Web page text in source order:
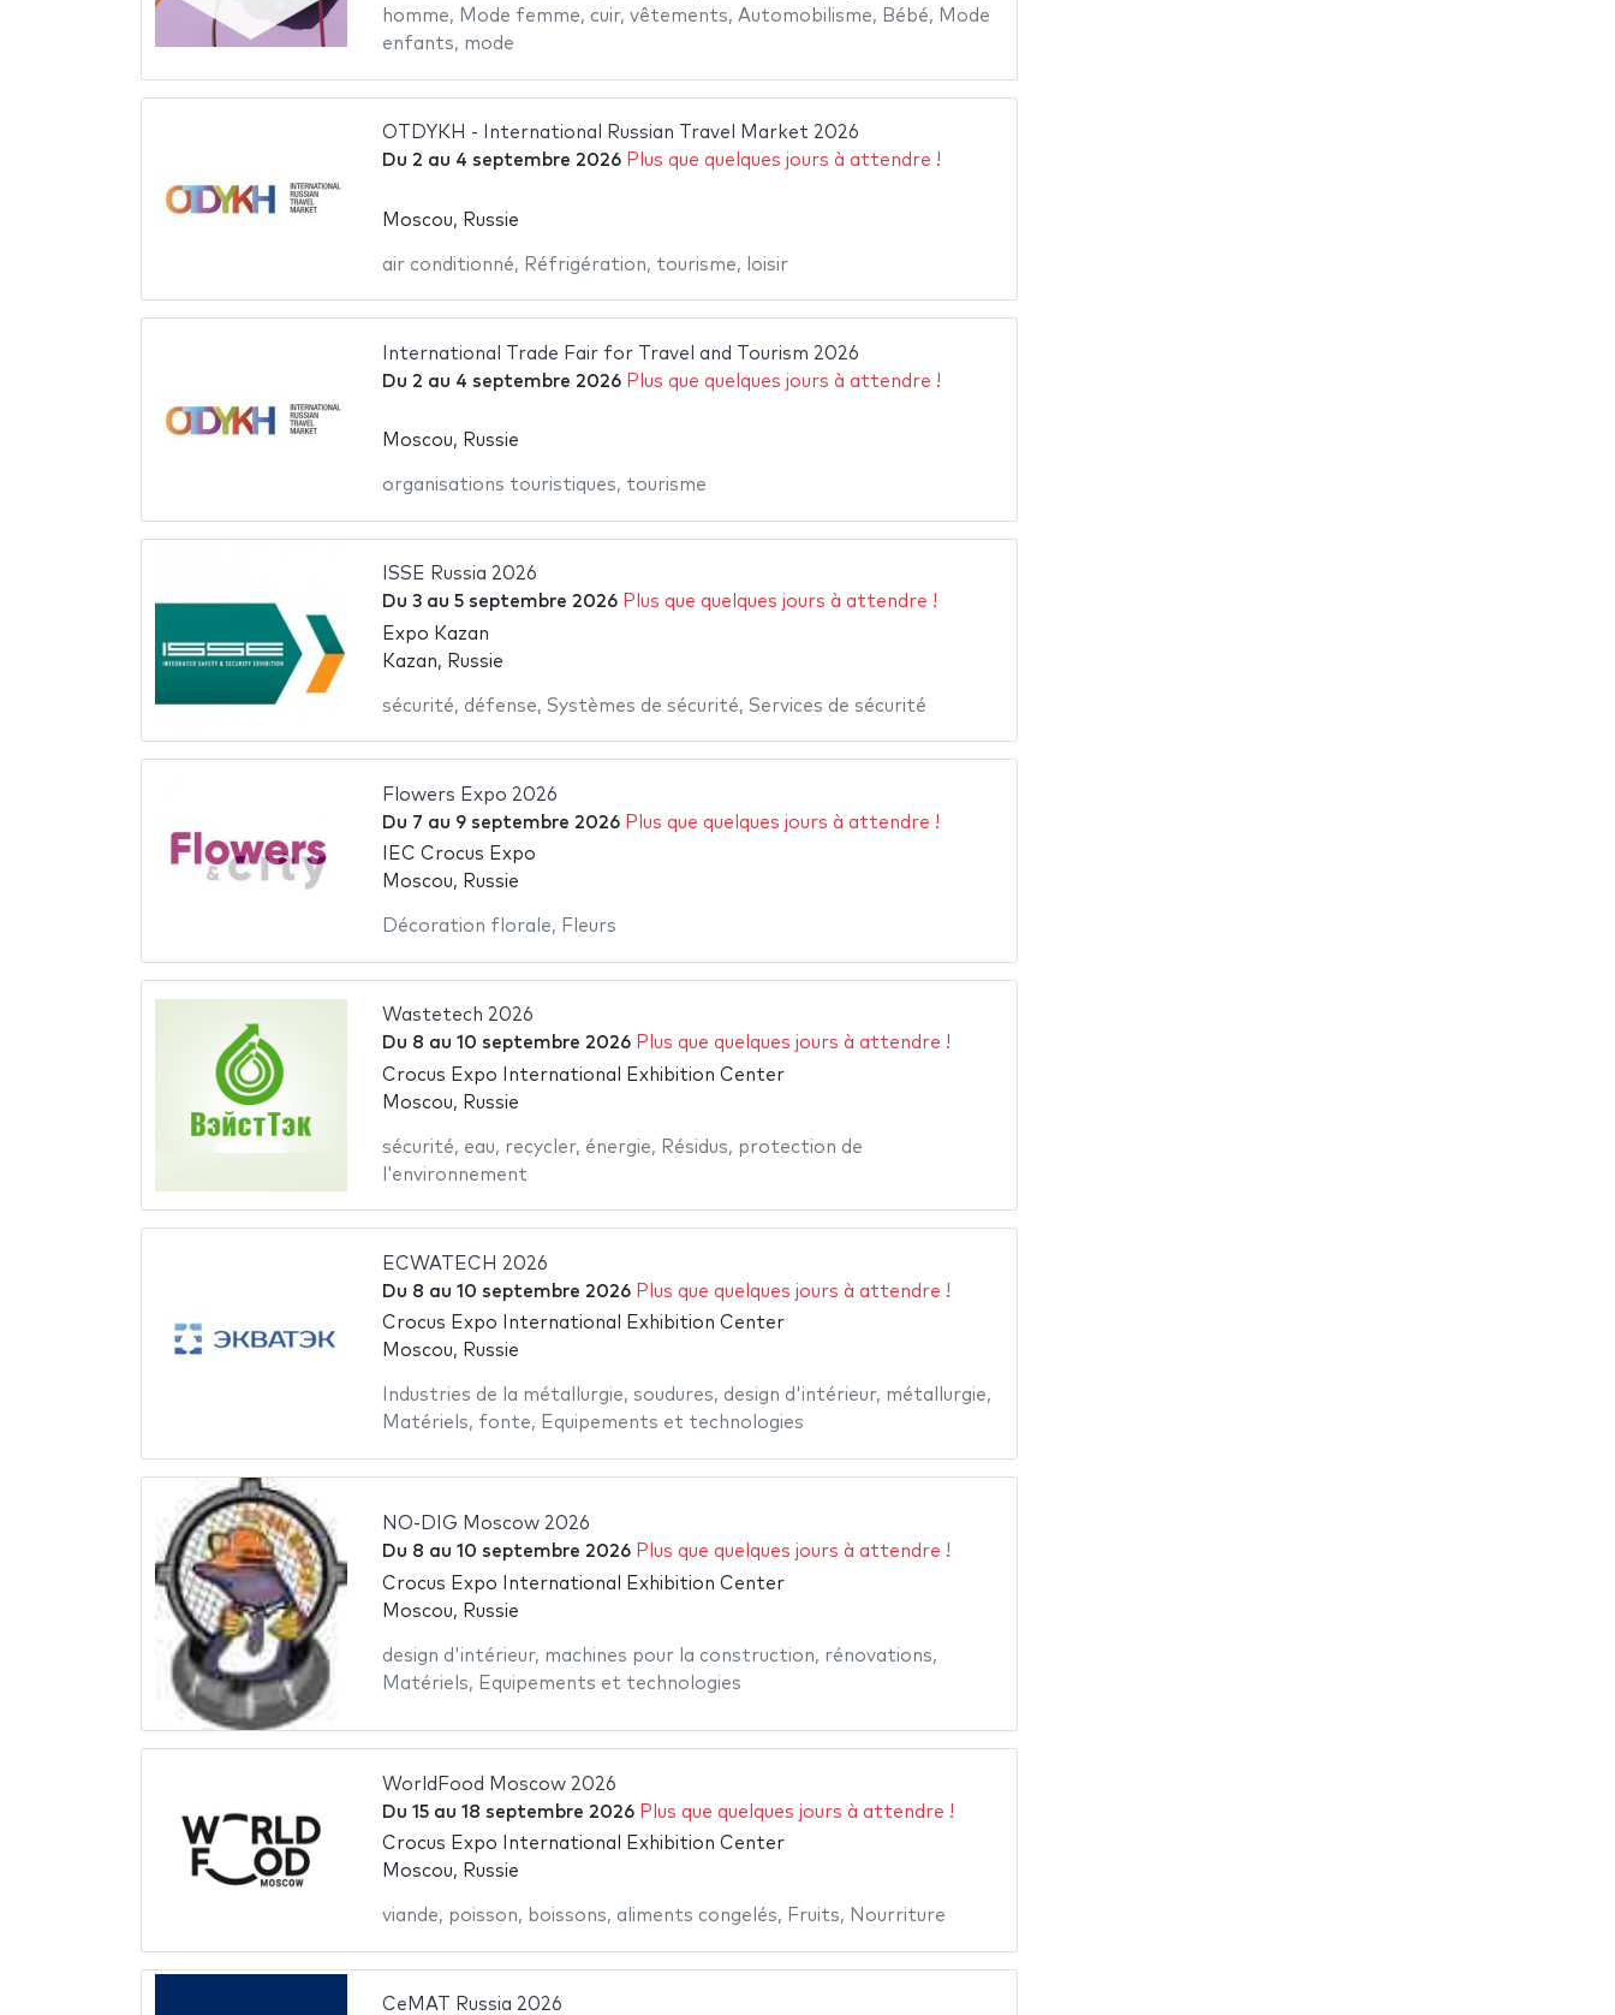
homme, Mode femme, cuir, vêtements, Automobilisme, Bébé, Mode
enfants, mode
OTDYKH - International Russian Travel Market 2026
Du 2 au 4 septembre 2026 Plus que quelques jours à attendre !
Moscou, Russie
air conditionné, Réfrigération, tourisme, loisir
International Trade Fair for Travel and Tourism 2026
Du 2 au 4 septembre 2026 Plus que quelques jours à attendre !
Moscou, Russie
organisations touristiques, tourisme
ISSE Russia 2026
Du 3au 5 septembre 2026 Plus que quelques jours à attendre !
Expo Kazan
Kazan, Russie
sécurité, défense, Systèmes de sécurité, Services de sécurité
Flowers Expo 2026
Du 7 au 9 septembre 2026 Plus que quelques jours à attendre !
IEC Crocus Expo
Moscou, Russie
Décoration florale, Fleurs
Wastetech 2026
Du 8 au 10 septembre 2026 Plus que quelques jours à attendre !
Crocus Expo International Exhibition Center
Moscou, Russie
sécurité, eau, recycler, énergie, Résidus, protection de
l'environnement
ECWATECH 2026
Du 8 au 10 septembre 2026 Plus que quelques jours à attendre !
Crocus Expo International Exhibition Center
Moscou, Russie
Industries de la métallurgie, soudures, design d'intérieur, métallurgie,
Matériels, fonte, Equipements et technologies
NO-DIG Moscow 2026
Du 8 au 10 septembre 2026 Plus que quelques jours à attendre !
Crocus Expo International Exhibition Center
Moscou, Russie
design d'intérieur, machines pour la construction, rénovations,
Matériels, Equipements et technologies
WorldFood Moscow 2026
Du 15au 18 septembre 2026 Plus que quelques jours à attendre !
Crocus Expo International Exhibition Center
Moscou, Russie
viande, poisson, boissons, aliments congelés, Fruits, Nourriture
CeMAT Russia 2026